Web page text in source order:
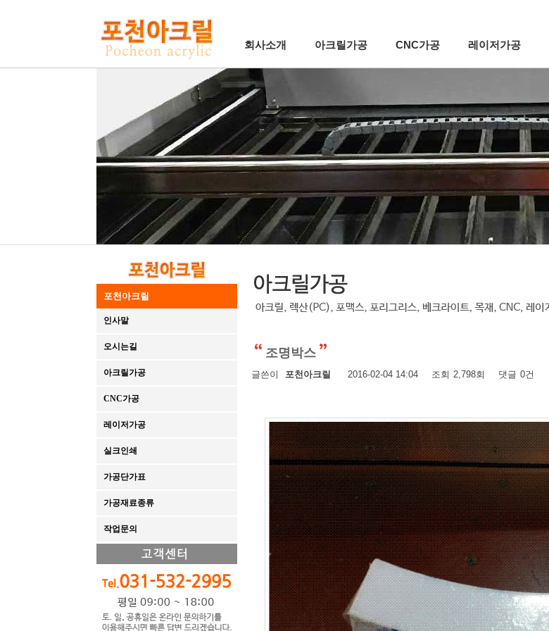
회사소개 아크릴가공 CNC가공 레이저가공
포천아크릴
인사말
오시는길
아크릴가공
CNC가공
레이저가공
실크인쇄
가공단가표
가공재료종류
작업문의
조명박스
글쓴이 포천아크릴 2016-02-04 14:04 조회 2,798회 댓글 0건